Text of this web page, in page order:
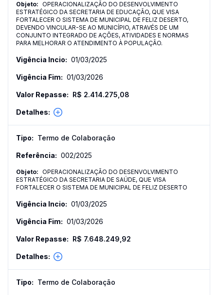
OPERACIONALIZAÇÃO DO DESENVOLVIMENTO
ESTRATÉGICO DA SECRETARIA DE EDUCAÇÃO, QUE VISA
FORTALECER O SISTEMA DE MUNICIPAL DE FELIZ DESERTO,
DEVENDO VINCULAR-SE AO MUNICÍPIO, ATRAVÉS DE UM
CONJUNTO INTEGRADO DE AÇÕES, ATIVIDADES E NORMAS
PARA MELHORAR O ATENDIMENTO À POPULAÇÃO.
01/03/2025
01/03/2026
R$ 2.414.275,08
Termo de Colaboração
002/2025
OPERACIONALIZAÇÃO DO DESENVOLVIMENTO
ESTRATÉGICO DA SECRETARIA DE SAÚDE, QUE VISA
FORTALECER O SISTEMA DE MUNICIPAL DE FELIZ DESERTO
01/03/2025
01/03/2026
R$ 7.648.249,92
Termo de Colaboração